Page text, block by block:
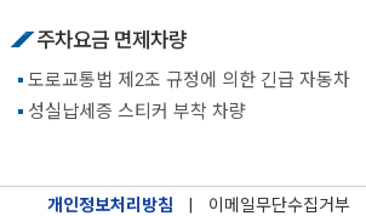
주차요금 면제차량
도로교통법 제2조 규정에 의한 긴급 자동차
성실납세증 스티커 부착 차량
개인정보처리방침 이메일무단수집거부